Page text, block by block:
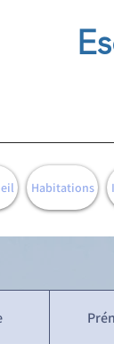
Habitations